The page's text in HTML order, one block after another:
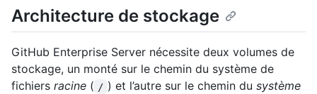
Architecture de stockage
GitHub Enterprise Server nécessite deux volumes de
stockage, un monté sur le chemin du système de
fichiers racine ( / ) et l’autre sur le chemin du système